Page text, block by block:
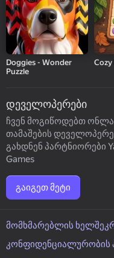
Doggies - Wonder
Puzzle
Cozy
დეველოპერები
ჩვენ მოგიწოდებთ
თამაშების
გახდნენ პარტნიორები
Games
გაიგეთ მეტი
მომხმარებლის
კონფიდენციალურობის